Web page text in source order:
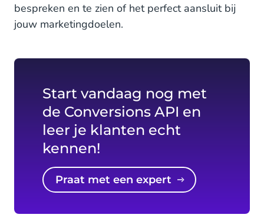
bespreken en te zien of het perfect aansluit bij
jouw marketingdoelen.
Start vandaag nog met
de Conversions API en
leer je klanten echt
kennen!
Praat met een expert